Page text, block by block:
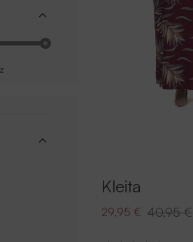
Kleita
29,95 € 40,95 €